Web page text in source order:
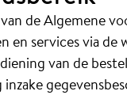
de Algemene
en services via
van de
inzake